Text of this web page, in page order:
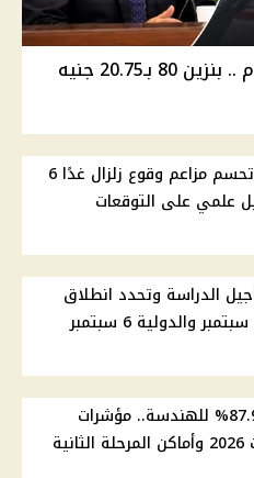
أسعار الوقود في مصر اليوم .. بنزين 80 بـ20.75 جنيه
البحوث الفلكية تحسم مزاعم وقوع زلزال غدًا 6
علمي على التوقعات
الدراسة وتحدد انطلاق
92.8% للطب و87.9% للهندسة.. مؤشرات